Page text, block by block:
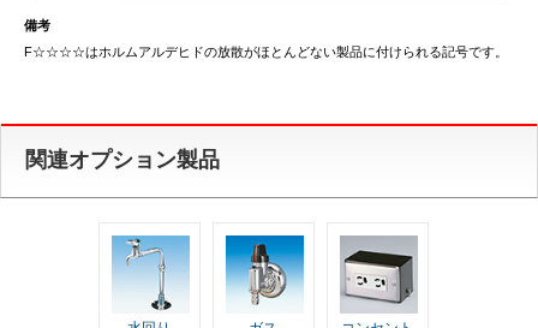
備考
F☆☆☆☆はホルムアルデヒドの放散がほとんどない製品に付けられる記号です。
関連オプション製品